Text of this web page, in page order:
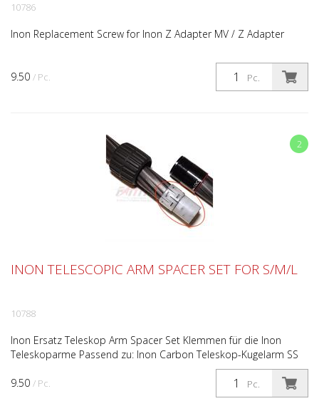
9.50 / Pc. Pc.
10786
Inon Replacement Screw for Inon Z Adapter MV / Z Adapter
2
9.50 / Pc. Pc.
INON TELESCOPIC ARM SPACER SET FOR S/M/L
10788
Inon Ersatz Teleskop Arm Spacer Set Klemmen für die Inon
Teleskoparme Passend zu: Inon Carbon Teleskop-Kugelarm SS
Inon Carbon Teleskop-Kugelarm S Inon Carbon Teleskop-Ku...